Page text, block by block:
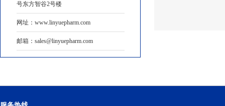
号东方智谷2号楼
网址：www.linyuepharm.com
邮箱：sales@linyuepharm.com